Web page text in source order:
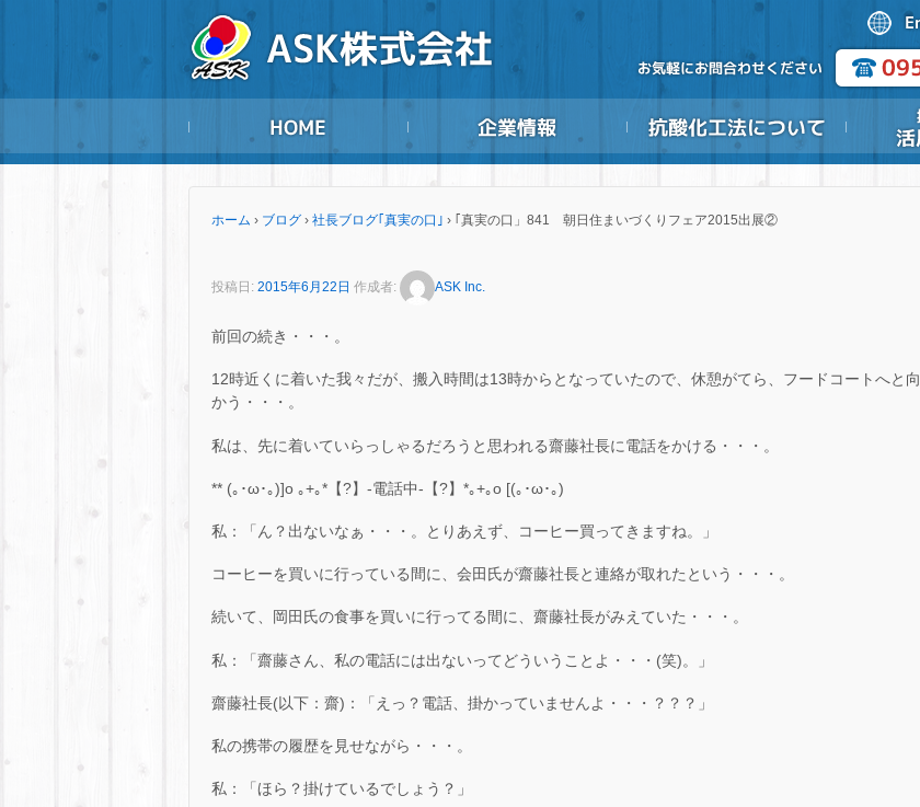
ホーム › ブログ › 社長ブログ｢真実の口｣ › ｢真実の口」841 朝日住まいづくりフェア2015出展②
投稿日: 2015年6月22日 作成者: ASK Inc.
前回の続き・・・。
12時近くに着いた我々だが、搬入時間は13時からとなっていたので、休憩がてら、フードコートへと向
かう・・・。
私は、先に着いていらっしゃるだろうと思われる齋藤社長に電話をかける・・・。
** (｡･ω･｡)]o ｡+｡*【?】-電話中-【?】*｡+｡o [(｡･ω･｡)
私：「ん？出ないなぁ・・・。とりあえず、コーヒー買ってきますね。」
コーヒーを買いに行っている間に、会田氏が齋藤社長と連絡が取れたという・・・。
続いて、岡田氏の食事を買いに行ってる間に、齋藤社長がみえていた・・・。
私：「齋藤さん、私の電話には出ないってどういうことよ・・・(笑)。」
齋藤社長(以下：齋)：「えっ？電話、掛かっていませんよ・・・？？？」
私の携帯の履歴を見せながら・・・。
私：「ほら？掛けているでしょう？」